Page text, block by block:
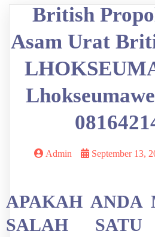
British
Asam Urat
Admin September 13,
APAKAH ANDA
SALAH SATU